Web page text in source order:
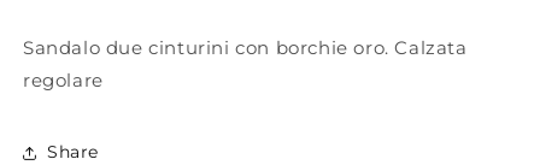
Sandalo due cinturini con borchie oro. Calzata
regolare
Share